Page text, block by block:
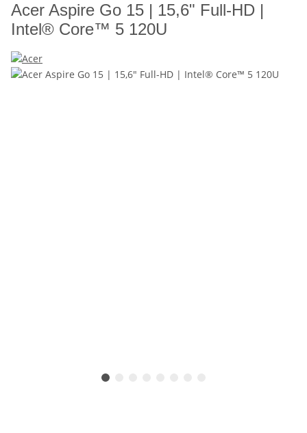
Acer Aspire Go 15 | 15,6" Full-HD |
Intel® Core™ 5 120U